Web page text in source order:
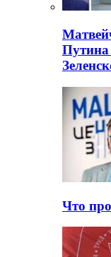
Что